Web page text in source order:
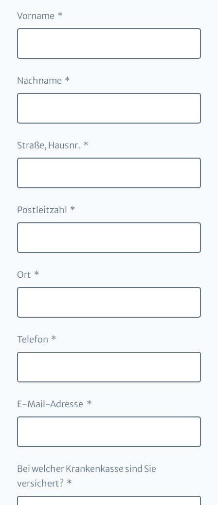
Vorname *
Nachname *
Straße, Hausnr. *
Postleitzahl *
Ort *
Telefon *
E-Mail-Adresse *
Bei welcher Krankenkasse sind Sie
versichert? *